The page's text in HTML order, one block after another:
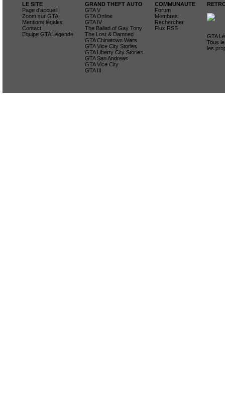
LE SITE
Page d'accueil
Zoom sur GTA
Mentions légales
Contact
Equipe GTA Légende
GRAND THEFT AUTO
GTA V
GTA Online
GTA IV
The Ballad of Gay Tony
The Lost & Damned
GTA Chinatown Wars
GTA Vice City Stories
GTA Liberty City Stories
GTA San Andreas
GTA Vice City
GTA III
COMMUNAUTE
Forum
Membres
Rechercher
Flux RSS
GTA
Tous
les